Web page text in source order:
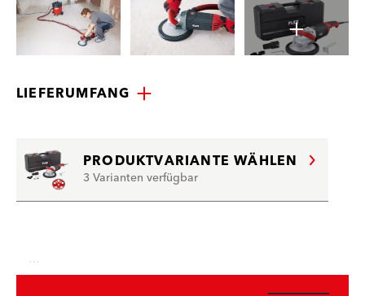
LIEFERUMFANG
PRODUKTVARIANTE WÄHLEN
3 Varianten verfügbar
…